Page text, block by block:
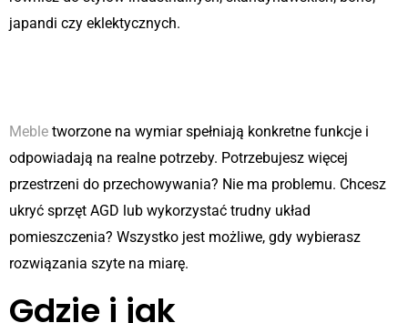
japandi czy eklektycznych.
Meble tworzone na wymiar spełniają konkretne funkcje i
odpowiadają na realne potrzeby. Potrzebujesz więcej
przestrzeni do przechowywania? Nie ma problemu. Chcesz
ukryć sprzęt AGD lub wykorzystać trudny układ
pomieszczenia? Wszystko jest możliwe, gdy wybierasz
rozwiązania szyte na miarę.
Gdzie i jak